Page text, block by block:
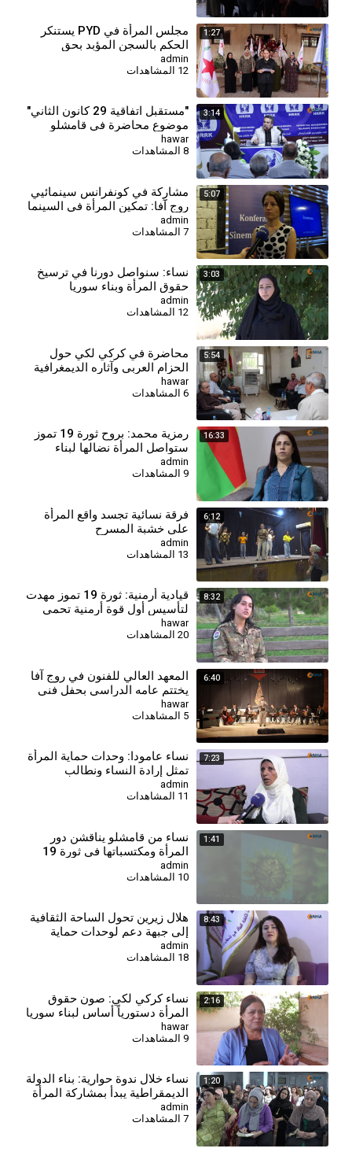
1:27
مجلس المرأة في PYD يستنكر
الحكم بالسجن المؤبد بحق
المقاتلة جيجك كوباني
admin
12 المشاهدات
3:14
"مستقبل اتفاقية 29 كانون الثاني"
موضوع محاضرة في قامشلو
hawar
8 المشاهدات
5:07
مشارِكة في كونفرانس سينمائيي
روج آفا: تمكين المرأة في السينما
هدفنا الأول
admin
7 المشاهدات
3:03
⁣نساء: سنواصل دورنا في ترسيخ
حقوق المرأة وبناء سوريا
الديمقراطية
admin
12 المشاهدات
5:54
محاضرة في كركي لكي حول
الحزام العربي وآثاره الديمغرافية
والثقافية
hawar
6 المشاهدات
16:33
⁣رمزية محمد: بروح ثورة 19 تموز
ستواصل المرأة نضالها لبناء
سوريا المستقبل
admin
6:12
فرقة نسائية تجسد واقع المرأة
على خشبة المسرح
admin
8:32
قيادية أرمنية: ثورة 19 تموز مهدت
لتأسيس أول قوة أرمنية تحمي
الثقافة وترسخ دور المرأة
hawar
20 المشاهدات
6:40
⁣المعهد العالي للفنون في روج آفا
يختتم عامه الدراسي بحفل فني
في رميلان
hawar
5 المشاهدات
7:23
⁣نساء عامودا: وحدات حماية المرأة
تمثل إرادة النساء ونطالب
بالاعتراف بها في الدستور
السوري
admin
1:41
⁣نساء من قامشلو يناقشن دور
المرأة ومكتسباتها في ثورة 19
تموز
admin
8:43
⁣هلال زيرين تحول الساحة الثقافية
إلى جبهة دعم لوحدات حماية
المرأة
admin
18 المشاهدات
2:16
نساء كركي لكي: صون حقوق
المرأة دستورياً أساس لبناء سوريا
ديمقراطية
hawar
1:20
⁣نساء خلال ندوة حوارية: بناء الدولة
الديمقراطية يبدأ بمشاركة المرأة
في صنع القرار
admin
7 المشاهدات